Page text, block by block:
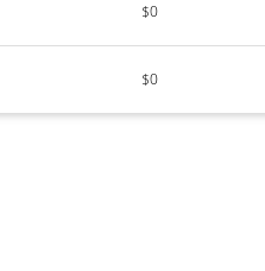
$0
$0